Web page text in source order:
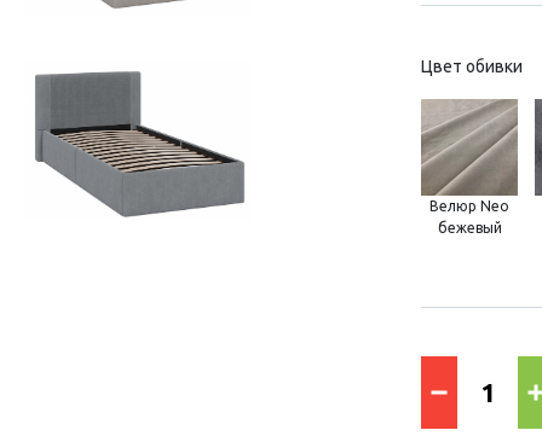
Цвет обивки
Велюр Neo
бежевый